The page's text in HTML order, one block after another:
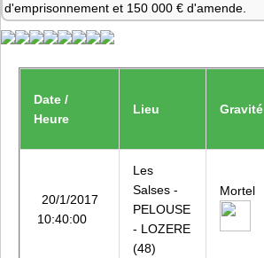
d'emprisonnement et 150 000 € d'amende.
Date /
Heure
Lieu Gravité
20/1/2017
10:40:00
Les
Salses -
PELOUSE
- LOZERE
(48)
Mortel